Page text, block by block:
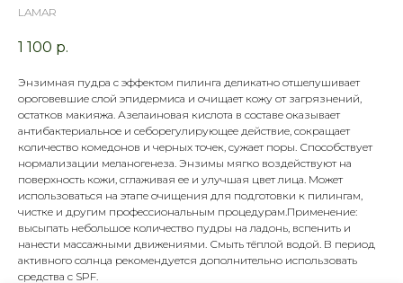
LAMAR
1 100 р.
Энзимная пудра с эффектом пилинга деликатно отшелушивает
ороговевшие слой эпидермиса и очищает кожу от загрязнений,
остатков макияжа. Азелаиновая кислота в составе оказывает
антибактериальное и себорегулирующее действие, сокращает
количество комедонов и черных точек, сужает поры. Способствует
нормализации меланогенеза. Энзимы мягко воздействуют на
поверхность кожи, сглаживая ее и улучшая цвет лица. Может
использоваться на этапе очищения для подготовки к пилингам,
чистке и другим профессиональным процедурам.Применение:
высыпать небольшое количество пудры на ладонь, вспенить и
нанести массажными движениями. Смыть тёплой водой. В период
активного солнца рекомендуется дополнительно использовать
средства с SPF.